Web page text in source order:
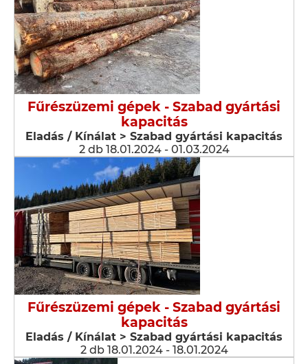
Fűrészüzemi gépek - Szabad gyártási
kapacitás
Eladás / Kínálat > Szabad gyártási kapacitás
2 db 18.01.2024 - 01.03.2024
Fűrészüzemi gépek - Szabad gyártási
kapacitás
Eladás / Kínálat > Szabad gyártási kapacitás
2 db 18.01.2024 - 18.01.2024